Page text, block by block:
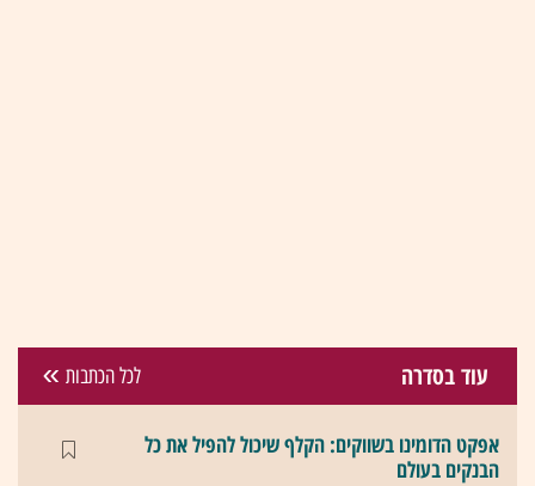
עוד בסדרה לכל הכתבות
אפקט הדומינו בשווקים: הקלף שיכול להפיל את כל
הבנקים בעולם